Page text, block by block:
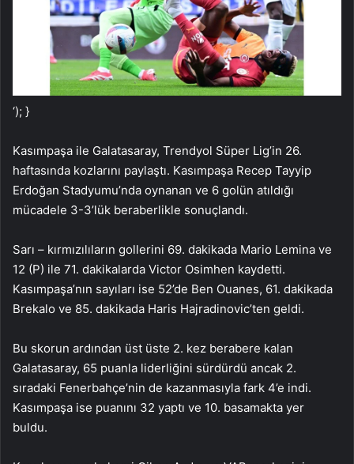
‘); }
Kasımpaşa ile Galatasaray, Trendyol Süper Lig’in 26.
haftasında kozlarını paylaştı. Kasımpaşa Recep Tayyip
Erdoğan Stadyumu’nda oynanan ve 6 golün atıldığı
mücadele 3-3’lük beraberlikle sonuçlandı.
Sarı – kırmızılıların gollerini 69. dakikada Mario Lemina ve
12 (P) ile 71. dakikalarda Victor Osimhen kaydetti.
Kasımpaşa’nın sayıları ise 52’de Ben Ouanes, 61. dakikada
Brekalo ve 85. dakikada Haris Hajradinovic’ten geldi.
Bu skorun ardından üst üste 2. kez berabere kalan
Galatasaray, 65 puanla liderliğini sürdürdü ancak 2.
sıradaki Fenerbahçe’nin de kazanmasıyla fark 4’e indi.
Kasımpaşa ise puanını 32 yaptı ve 10. basamakta yer
buldu.